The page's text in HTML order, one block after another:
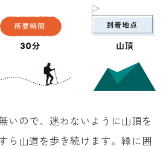
いので、迷わないように山頂を
ら山道を歩き続けます。緑に囲